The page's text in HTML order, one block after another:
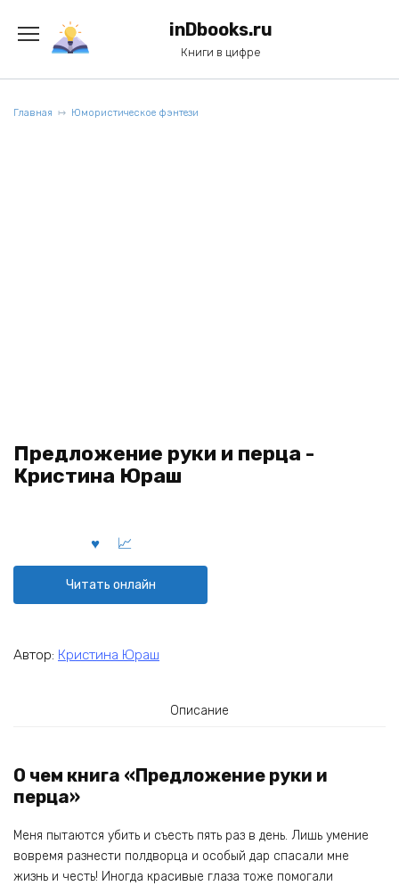
содержанию
inDbooks.ru
Книги в цифре
Главная Юмористическое фэнтези
Предложение руки и перца -
Кристина Юраш
Читать онлайн
Автор: Кристина Юраш
Описание
О чем книга «Предложение руки и
перца»
Меня пытаются убить и съесть пять раз в день. Лишь умение
вовремя разнести полдворца и особый дар спасали мне
жизнь и честь! Иногда красивые глаза тоже помогали